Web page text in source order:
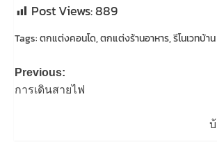
Post Views:889
Tags:ตกแต่งคอนโด,ตกแต่งร้านอาหาร,รีโนเวทบ้าน
Post
navigation
Previous:
การเดินสายไฟ